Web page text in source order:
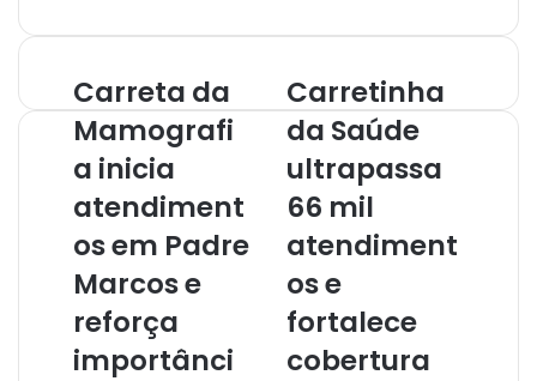
i
o Carreta da
Mamografi
a inicia
atendiment
os em Padre
Marcos e
reforça
importânci
Carretinha
da Saúde
ultrapassa
66 mil
atendiment
os e
fortalece
cobertura